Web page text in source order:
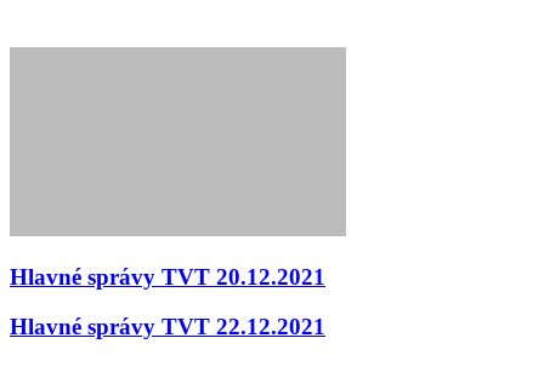
Hlavné správy TVT 20.12.2021
Hlavné správy TVT 22.12.2021